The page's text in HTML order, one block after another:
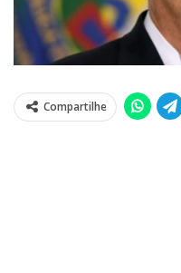
Compartilhe